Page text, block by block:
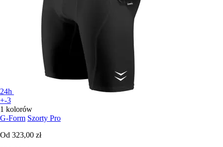
24h
+-3
1 kolorów
G-Form Szorty Pro
Od 323,00 zł